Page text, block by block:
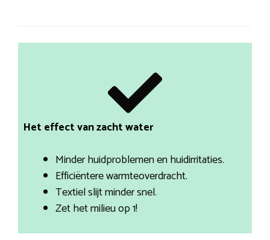
Het effect van zacht water
Minder huidproblemen en huidirritaties.
Efficiëntere warmteoverdracht.
Textiel slijt minder snel.
Zet het milieu op 1!